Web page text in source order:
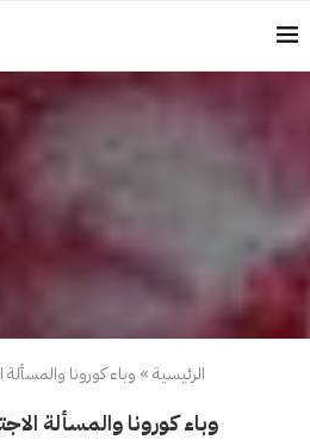
الرئيسية» وباء كورونا
وباء كورونا والمسألة